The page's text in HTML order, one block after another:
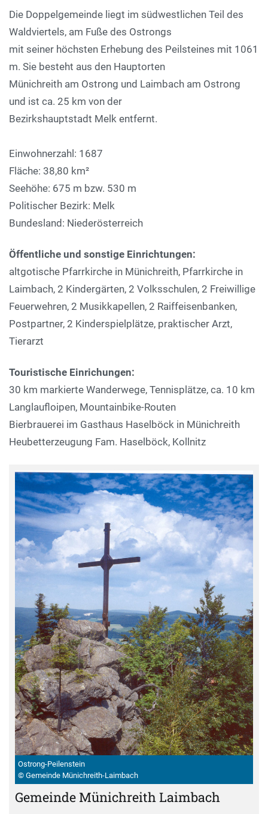
Die Doppelgemeinde liegt im südwestlichen Teil des
Waldviertels, am Fuße des Ostrongs
mit seiner höchsten Erhebung des Peilsteines mit 1061
m. Sie besteht aus den Hauptorten
Münichreith am Ostrong und Laimbach am Ostrong
und ist ca. 25 km von der
Bezirkshauptstadt Melk entfernt.
Einwohnerzahl: 1687
Fläche: 38,80 km²
Seehöhe: 675 m bzw. 530 m
Politischer Bezirk: Melk
Bundesland: Niederösterreich
Öffentliche und sonstige Einrichtungen:
altgotische Pfarrkirche in Münichreith, Pfarrkirche in
Laimbach, 2 Kindergärten, 2 Volksschulen, 2 Freiwillige
Feuerwehren, 2 Musikkapellen, 2 Raiffeisenbanken,
Postpartner, 2 Kinderspielplätze, praktischer Arzt,
Tierarzt
Touristische Einrichungen:
30 km markierte Wanderwege, Tennisplätze, ca. 10 km
Langlaufloipen, Mountainbike-Routen
Bierbrauerei im Gasthaus Haselböck in Münichreith
Heubetterzeugung Fam. Haselböck, Kollnitz
Ostrong-Peilenstein
© Gemeinde Münichreith-Laimbach
Gemeinde Münichreith Laimbach